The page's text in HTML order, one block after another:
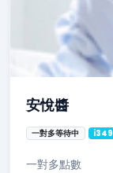
安悅醬
一對多等待中 i349
一對多點數